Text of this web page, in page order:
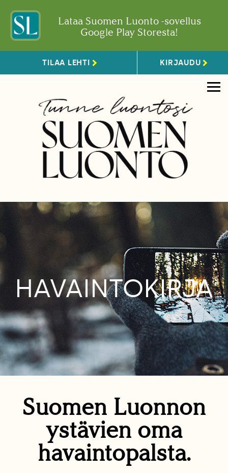
Lataa Suomen Luonto -sovellus
Google Play Storesta!
TILAA LEHTI KIRJAUDU
HAVAINTOKIRJA
Suomen Luonnon
ystävien oma
havaintopalsta.